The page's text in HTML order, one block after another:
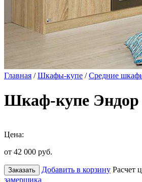
Главная /Шкафы-купе /Средние
Шкаф-купе Эндор
Цена:
от 42 000 руб.
Заказать Добавить в корзину Расчет
замерщика